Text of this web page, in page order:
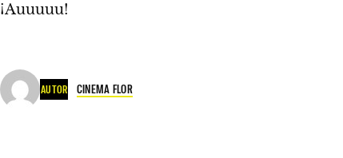
¡Auuuuu!
AUTOR CINEMA FLOR